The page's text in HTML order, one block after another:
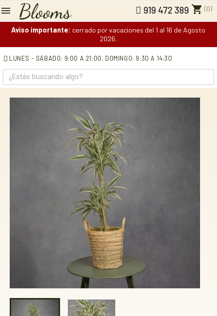
919 472 389 shopping_cart (0)
Aviso importante: cerrado por vacaciones del 1 al 16 de Agosto
2026.
LUNES - SÁBADO: 9:00 A 21:00, DOMINGO: 9:30 A 14:30